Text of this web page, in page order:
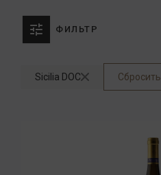
ФИЛЬТР
Sicilia DOC Сбросить